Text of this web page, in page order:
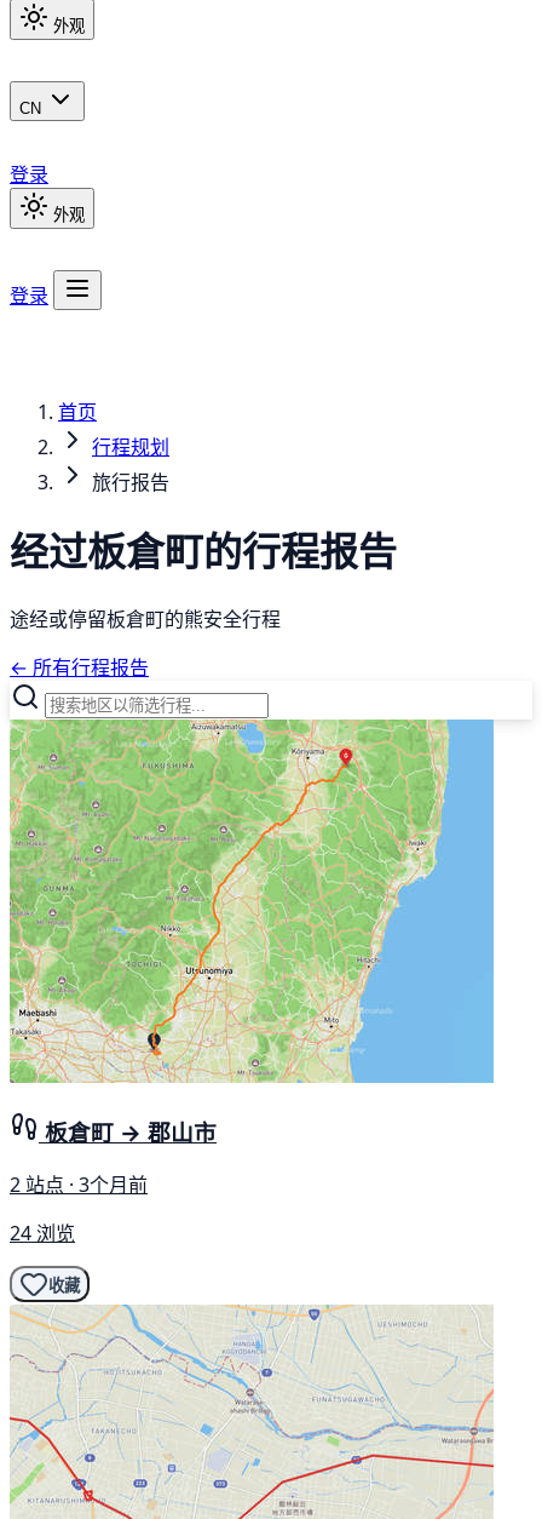
外观
CN
登录
外观
登录
首页
行程规划
旅行报告
经过板倉町的行程报告
途经或停留板倉町的熊安全行程
← 所有行程报告
板倉町 → 郡山市
2 站点 · 3个月前
24 浏览
收藏